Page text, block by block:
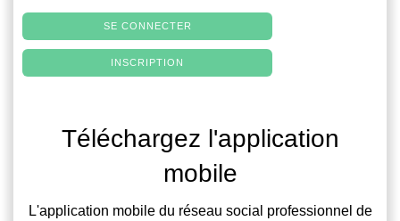
SE CONNECTER
INSCRIPTION
Téléchargez l'application
mobile
L'application mobile du réseau social professionnel de